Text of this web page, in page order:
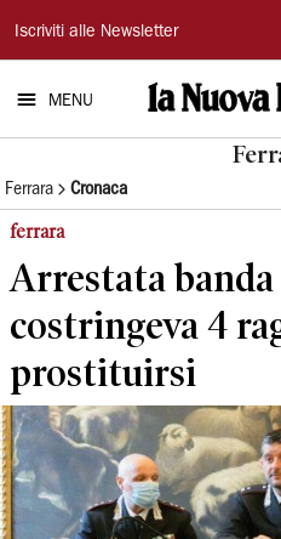
La
Nuova
Ferrara
Iscriviti alle Newsletter
MENU
Ferrara Cronaca
ferrara
Arrestata banda
costringeva 4
prostituirsi